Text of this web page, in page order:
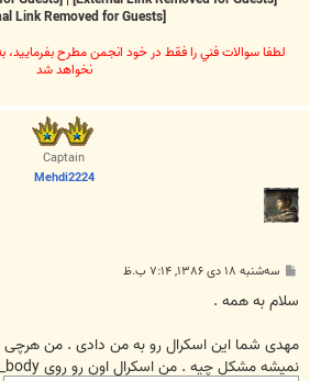
نخواهد شد
Captain
Mehdi2224
پ
ت
سه‌شنبه ۱۸ دی ۱۳۸۶, ۷:۱۴ ب.ظ
سلام به همه .
مهدی شما این اسکرال رو به من دادی . من هرچی
نمیشه مشکل چیه . من اسکرال اون رو روی forumlist_body قرار دادم .